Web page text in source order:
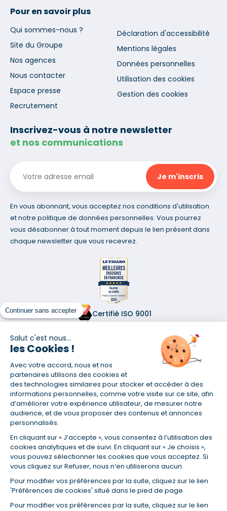
Continuer sans accepter
Salut c'est nous...
les Cookies !
Avec votre accord, nous et nos
partenaires utilisons des cookies et
des technologies similaires pour stocker et accéder à des
informations personnelles, comme votre visite sur ce site, afin
d’améliorer votre expérience utilisateur, de mesurer notre
audience, et de vous proposer des contenus et annonces
personnalisés.
En cliquant sur « J’accepte », vous consentez à l’utilisation des
cookies analytiques et de suivi. En cliquant sur « Je choisis »,
vous pouvez sélectionner les cookies que vous acceptez. Si
vous cliquez sur Refuser, nous n’en utiliserons aucun.
Pour modifier vos préférences par la suite, cliquez sur le lien
'Préférences de cookies' situé dans le pied de page.
Pour modifier vos préférences par la suite, cliquez sur le lien
Pour en savoir plus
Qui sommes-nous ?
Site du Groupe
Nos agences
Nous contacter
Espace presse
Recrutement
Déclaration d'accessibilité
Mentions légales
Données personnelles
Utilisation des cookies
Gestion des cookies
Inscrivez-vous à notre newsletter
et nos communications
En vous abonnant, vous acceptez nos conditions d'utilisation
et notre politique de données personnelles. Vous pourrez
vous désabonner à tout moment depuis le lien présent dans
chaque newsletter que vous recevrez.
Certifié ISO 9001
(1) Taux fixe national hors assurance et selon votre profil
(2) Économie de 65 % pour l'assurance d'un prêt amortissable de 330
457,23 € à 0,90 % sur 19,5 ans, accordé à un salarié non cadre assuré à
100 % (décès, PTIA, IPP, ITT, IPP) âgé de 36 ans fumeur et une personne
ans et non-fumeur, tous deux sans risque médical connu. Au
14/07/2019, coût de l'assurance proposée par la banque 179,08 €/mois
en moyenne contre 64,60 €/mois en moyenne au 14/07/2022 avec
Empruntis.com (TAEA : 0,44 %, coût total de l'assurance : 15 117,65 €).
(3) Taux minimum pour un crédit consommation d'un montant fixé entre
5 000 et 20 000 euros, selon profil et durée.
de la durée de remboursement ainsi que la hausse du coût total du